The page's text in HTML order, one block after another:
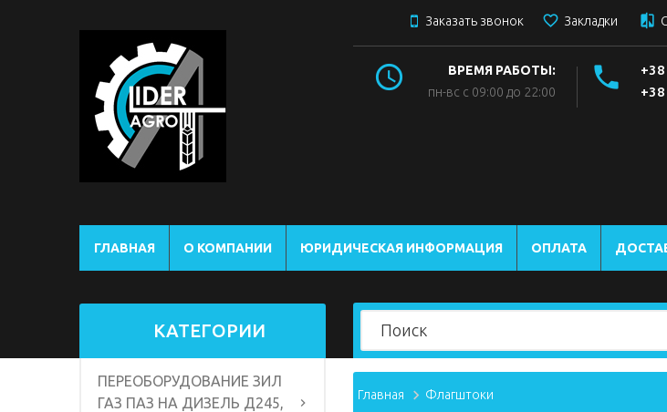
Закладки
Заказать звонок
ВРЕМЯ РАБОТЫ:
пн-вс с 09:00 до 22:00
ГЛАВНАЯ О КОМПАНИИ ЮРИДИЧЕСКАЯ ИНФОРМАЦИЯ ОПЛАТА
КАТЕГОРИИ
ПЕРЕОБОРУДОВАНИЕ ЗИЛ
ГАЗ ПАЗ НА ДИЗЕЛЬ Д245,
Главная Флагштоки